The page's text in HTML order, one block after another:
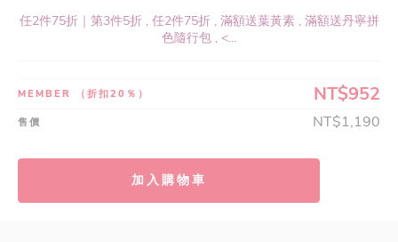
任2件75折｜第3件5折 , 任2件75折 , 滿額送葉黃素 , 滿額送丹寧拼
色隨行包 , <...
MEMBER （折扣20％） NT$952
售價 NT$1,190
加入購物車